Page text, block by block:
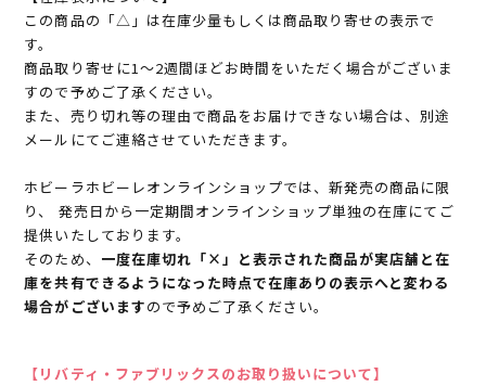
この商品の「△」は在庫少量もしくは商品取り寄せの表示で
す。
商品取り寄せに1～2週間ほどお時間をいただく場合がございま
すので予めご了承ください。
また、売り切れ等の理由で商品をお届けできない場合は、別途
メールにてご連絡させていただきます。
ホビーラホビーレオンラインショップでは、新発売の商品に限
り、 発売日から一定期間オンラインショップ単独の在庫にてご
提供いたしております。
そのため、 一度在庫切れ「×」と表示された商品が実店舗と在
庫を共有できるようになった時点で在庫ありの表示へと変わる
場合がございますので予めご了承ください。
【リバティ・ファブリックスのお取り扱いについて】